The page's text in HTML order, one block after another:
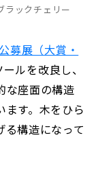
ックチェリー
募展（大賞・
ルを改良し、
な座面の構造
す。木をひら
る構造になって